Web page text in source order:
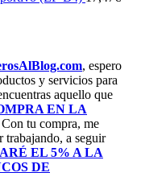
, espero
y servicios para
aquello que
EN LA
Con tu compra, me
trabajando, a seguir
EL 5% A LA
DE